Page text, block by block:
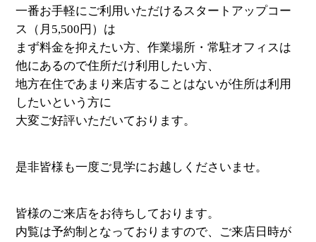
一番お手軽にご利用いただけるスタートアップコー
ス（月5,500円）は
まず料金を抑えたい方、作業場所・常駐オフィスは
他にあるので住所だけ利用したい方、
地方在住であまり来店することはないが住所は利用
したいという方に
大変ご好評いただいております。
是非皆様も一度ご見学にお越しくださいませ。
皆様のご来店をお待ちしております。
内覧は予約制となっておりますので、ご来店日時が